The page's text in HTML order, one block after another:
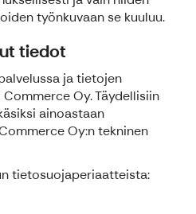
työnkuvaan se kuuluu.
tiedot
ja tietojen
Oy. Täydellisiin
ainoastaan
Oy:n tekninen
tietosuojaperiaatteista: